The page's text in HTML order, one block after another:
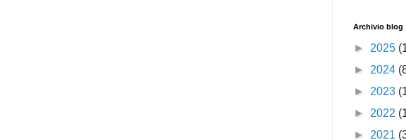
Archivio blog
► 2025
► 2024
► 2023
► 2022
► 2021